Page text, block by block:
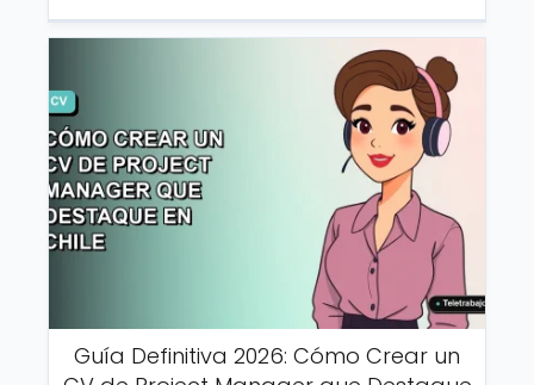
Guía Definitiva 2026: Cómo Crear un